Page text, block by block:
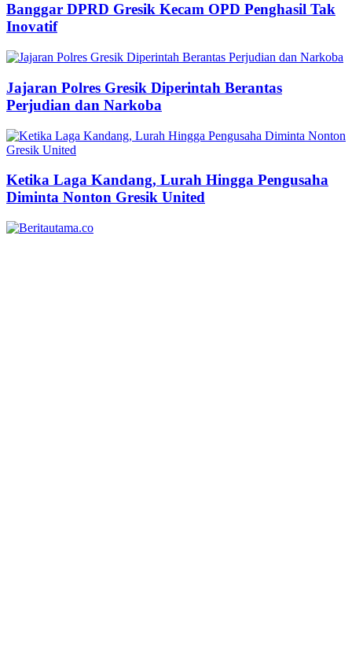
Banggar DPRD Gresik Kecam OPD Penghasil Tak
Inovatif
Jajaran Polres Gresik Diperintah Berantas
Perjudian dan Narkoba
Ketika Laga Kandang, Lurah Hingga Pengusaha
Diminta Nonton Gresik United